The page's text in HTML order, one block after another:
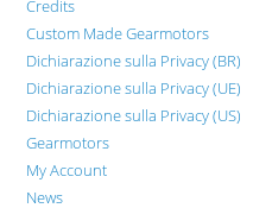
Credits
Custom Made Gearmotors
Dichiarazione sulla Privacy (BR)
Dichiarazione sulla Privacy (UE)
Dichiarazione sulla Privacy (US)
Gearmotors
My Account
News